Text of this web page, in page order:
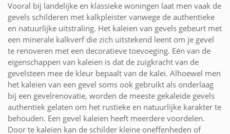
Vooral bij landelijke en klassieke woningen laat men vaak de
gevels schilderen met kalkpleister vanwege de authentieke
en natuurlijke uitstraling. Het kaleien van gevels gebeurt met
een minerale kalkverf die zich uitstekend leent om je gevel
te renoveren met een decoratieve toevoeging. Eén van de
eigenschappen van kaleien is dat de zuigkracht van de
gevelsteen mee de kleur bepaalt van de kalei. Alhoewel men
het kaleien van een gevel soms ook gebruikt als onderlaag
bij een gevelrenovatie, worden de meeste gekaleide gevels
authentiek gelaten om het rustieke en natuurlijke karakter te
behouden. Een gevel kaleien heeft meerdere voordelen.
Door te kaleien kan de schilder kleine oneffenheden of